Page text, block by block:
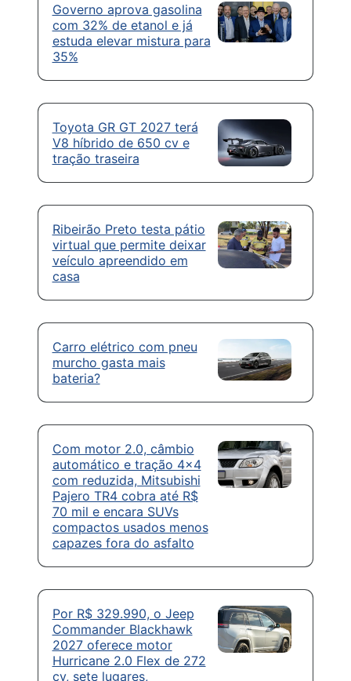
Governo aprova gasolina
com 32% de etanol e já
estuda elevar mistura para
35%
Toyota GR GT 2027 terá
V8 híbrido de 650 cv e
tração traseira
Ribeirão Preto testa pátio
virtual que permite deixar
veículo apreendido em
casa
Carro elétrico com pneu
murcho gasta mais
bateria?
Com motor 2.0, câmbio
automático e tração 4×4
com reduzida, Mitsubishi
Pajero TR4 cobra até R$
70 mil e encara SUVs
compactos usados menos
capazes fora do asfalto
Por R$ 329.990, o Jeep
Commander Blackhawk
2027 oferece motor
Hurricane 2.0 Flex de 272
cv, sete lugares,